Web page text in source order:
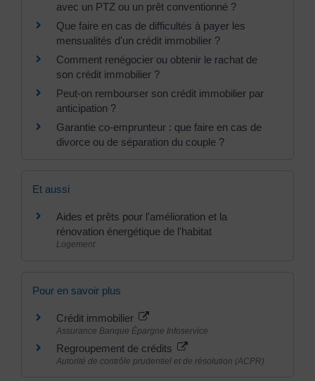
avec un PTZ ou un prêt conventionné ?
Que faire en cas de difficultés à payer les
mensualités d'un crédit immobilier ?
Comment renégocier ou obtenir le rachat de
son crédit immobilier ?
Peut-on rembourser son crédit immobilier par
anticipation ?
Garantie co-emprunteur : que faire en cas de
divorce ou de séparation du couple ?
Et aussi
Aides et prêts pour l'amélioration et la
rénovation énergétique de l'habitat
Logement
Pour en savoir plus
Crédit immobilier
Assurance Banque Épargne Infoservice
Regroupement de crédits
Autorité de contrôle prudentiel et de résolution (ACPR)